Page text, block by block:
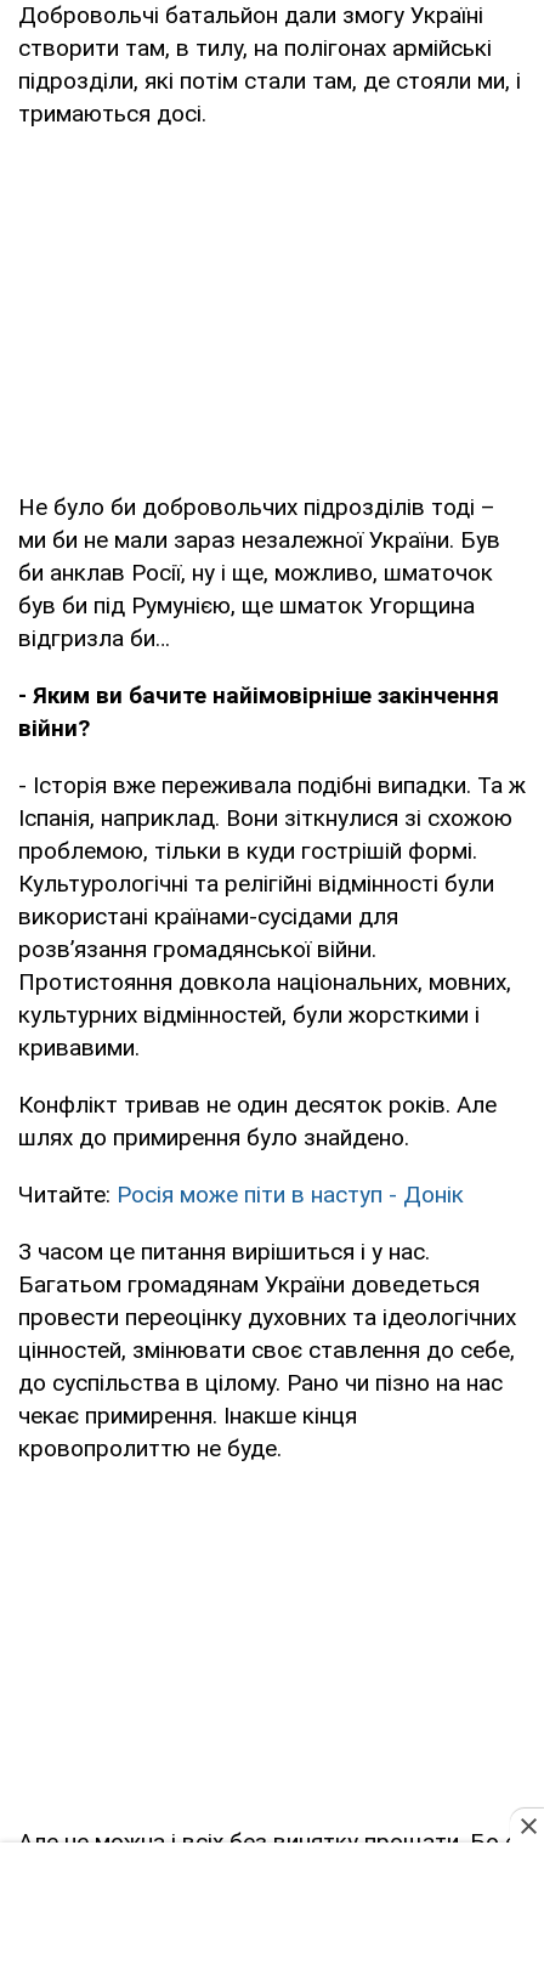
Добровольчі батальйон дали змогу Україні
створити там, в тилу, на полігонах армійські
підрозділи, які потім стали там, де стояли ми, і
тримаються досі.
Не було би добровольчих підрозділів тоді –
ми би не мали зараз незалежної України. Був
би анклав Росії, ну і ще, можливо, шматочок
був би під Румунією, ще шматок Угорщина
відгризла би…
- Яким ви бачите найімовірніше закінчення
війни?
- Історія вже переживала подібні випадки. Та ж
Іспанія, наприклад. Вони зіткнулися зі схожою
проблемою, тільки в куди гострішій формі.
Культурологічні та релігійні відмінності були
використані країнами-сусідами для
розв’язання громадянської війни.
Протистояння довкола національних, мовних,
культурних відмінностей, були жорсткими і
кривавими.
Конфлікт тривав не один десяток років. Але
шлях до примирення було знайдено.
Читайте: Росія може піти в наступ - Донік
З часом це питання вирішиться і у нас.
Багатьом громадянам України доведеться
провести переоцінку духовних та ідеологічних
цінностей, змінювати своє ставлення до себе,
до суспільства в цілому. Рано чи пізно на нас
чекає примирення. Інакше кінця
кровопролиттю не буде.
Але не можна і всіх без винятку прощати. Бо є